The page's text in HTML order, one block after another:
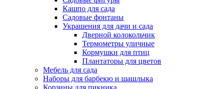
Кашпо для сада
Садовые фонтаны
Украшения для дачи и сада
Дверной колокольчик
Термометры уличные
Кормушки для птиц
Плантаторы для цветов
Мебель для сада
Наборы для барбекю и шашлыка
Корзины для пикника